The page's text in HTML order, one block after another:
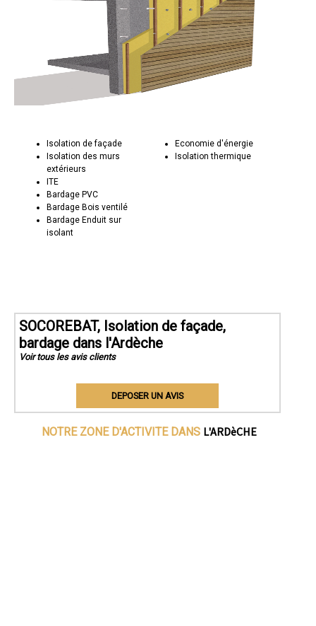
Isolation de façade
Isolation des murs
extérieurs
ITE
Bardage PVC
Bardage Bois ventilé
Bardage Enduit sur
isolant
Economie d'énergie
Isolation thermique
SOCOREBAT, Isolation de façade,
bardage dans l'Ardèche
Voir tous les avis clients
DEPOSER UN AVIS
NOTRE ZONE D'ACTIVITE DANS L'ARDèCHE